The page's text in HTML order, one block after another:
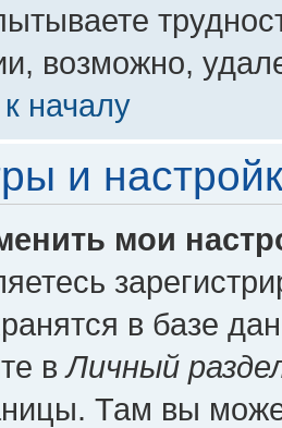
возможно,
началу
и
мои
в базе
вЛичный
Там вы